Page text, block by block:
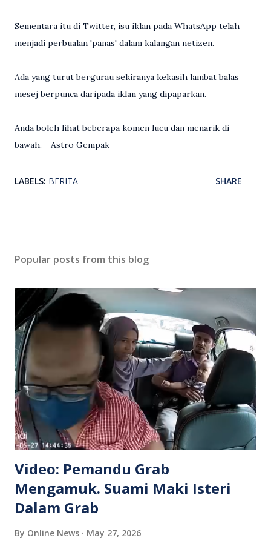
Sementara itu di Twitter, isu iklan pada WhatsApp telah
menjadi perbualan 'panas' dalam kalangan netizen.
Ada yang turut bergurau sekiranya kekasih lambat balas
mesej berpunca daripada iklan yang dipaparkan.
Anda boleh lihat beberapa komen lucu dan menarik di
bawah. - Astro Gempak
LABELS: BERITA SHARE
Popular posts from this blog
Video: Pemandu Grab
Mengamuk. Suami Maki Isteri
Dalam Grab
By Online News May 27, 2026